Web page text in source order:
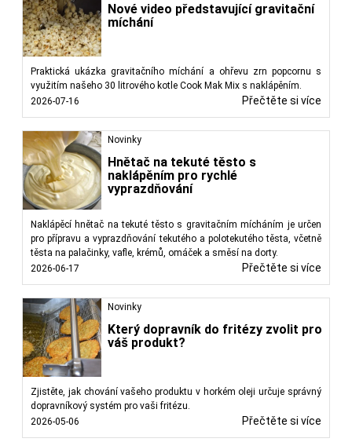
Nové video představující gravitační
míchání
Praktická ukázka gravitačního míchání a ohřevu zrn popcornu s
využitím našeho 30 litrového kotle Cook Mak Mix s naklápěním.
2026-07-16
Přečtěte si více
Novinky
Hnětač na tekuté těsto s
naklápěním pro rychlé
vyprazdňování
Naklápěcí hnětač na tekuté těsto s gravitačním mícháním je určen
pro přípravu a vyprazdňování tekutého a polotekutého těsta, včetně
těsta na palačinky, vafle, krémů, omáček a směsí na dorty.
2026-06-17
Přečtěte si více
Novinky
Který dopravník do fritézy zvolit pro
váš produkt?
Zjistěte, jak chování vašeho produktu v horkém oleji určuje správný
dopravníkový systém pro vaši fritézu.
2026-05-06
Přečtěte si více